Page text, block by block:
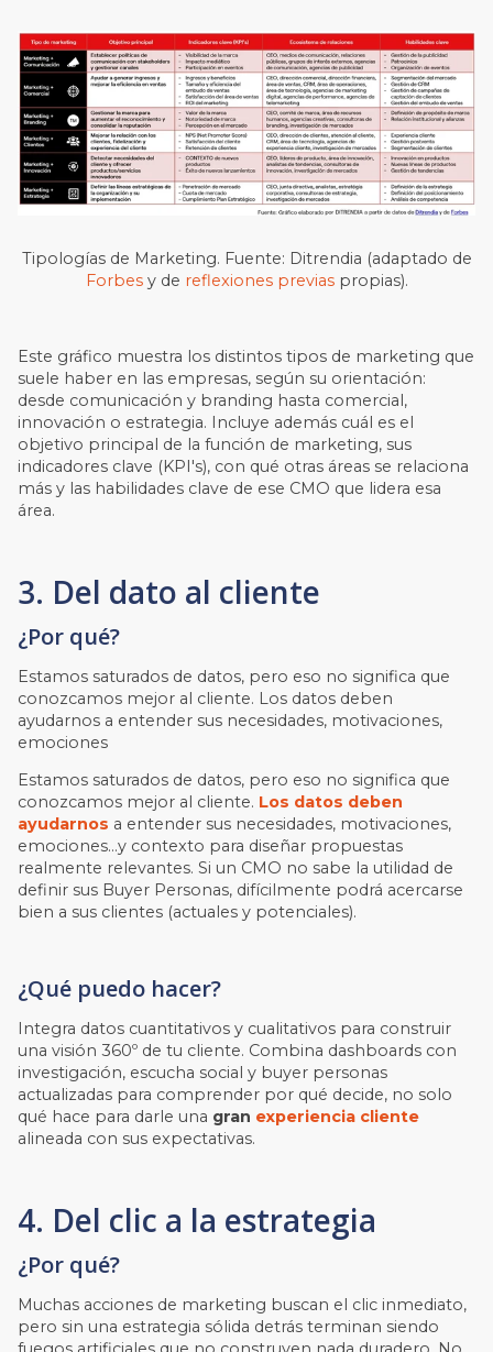
Tipologías de Marketing. Fuente: Ditrendia (adaptado de
Forbesy de reflexiones previaspropias).
Este gráfico muestra los distintos tipos de marketing que
suele haber en las empresas, según su orientación:
desde comunicación y branding hasta comercial,
innovación o estrategia. Incluye además cuál es el
objetivo principal de la función de marketing, sus
indicadores clave (KPI's), con qué otras áreas se relaciona
más y las habilidades clave de ese CMO que lidera esa
área.
3. Del dato al cliente
¿Por qué?
Estamos saturados de datos, pero eso no significa que
conozcamos mejor al cliente. Los datos deben
ayudarnos a entender sus necesidades, motivaciones,
emociones
Estamos saturados de datos, pero eso no significa que
conozcamos mejor al cliente. Los datos deben
ayudarnos a entender sus necesidades, motivaciones,
emociones...y contexto para diseñar propuestas
realmente relevantes. Si un CMO no sabe la utilidad de
definir sus Buyer Personas, difícilmente podrá acercarse
bien a sus clientes (actuales y potenciales).
¿Qué puedo hacer?
Integra datos cuantitativos y cualitativos para construir
una visión 360º de tu cliente. Combina dashboards con
investigación, escucha social y buyer personas
actualizadas para comprender por qué decide, no solo
qué hace para darle una gran experiencia cliente
alineada con sus expectativas.
4. Del clic a la estrategia
¿Por qué?
Muchas acciones de marketing buscan el clic inmediato,
pero sin una estrategia sólida detrás terminan siendo